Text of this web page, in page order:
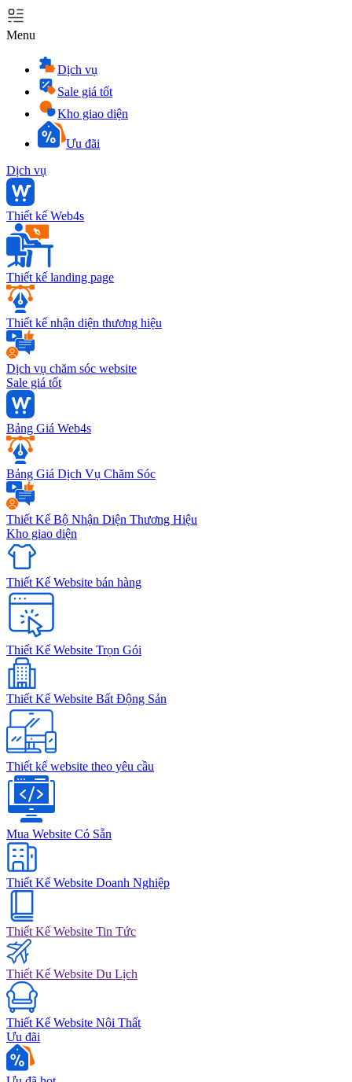
Menu
Dịch vụ
Sale giá tốt
Kho giao diện
Ưu đãi
Dịch vụ
Thiết kế Web4s
Thiết kế landing page
Thiết kế nhận diện thương hiệu
Dịch vụ chăm sóc website
Sale giá tốt
Bảng Giá Web4s
Bảng Giá Dịch Vụ Chăm Sóc
Thiết Kế Bộ Nhận Diện Thương Hiệu
Kho giao diện
Thiết Kế Website bán hàng
Thiết Kế Website Trọn Gói
Thiết Kế Website Bất Động Sản
Thiết kế website theo yêu cầu
Mua Website Có Sẵn
Thiết Kế Website Doanh Nghiệp
Thiết Kế Website Tin Tức
Thiết Kế Website Du Lịch
Thiết Kế Website Nội Thất
Ưu đãi